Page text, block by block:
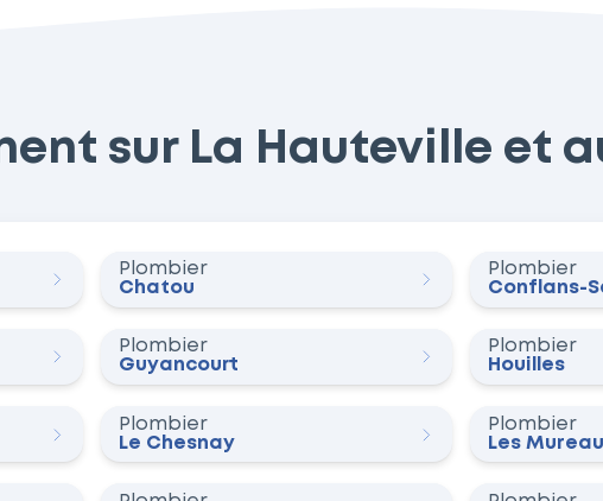
sur La Hauteville et
Plombier
Chatou
Plombier
Conflans-
Plombier
Guyancourt
Plombier
Houilles
Plombier
Le Chesnay
Plombier
Les